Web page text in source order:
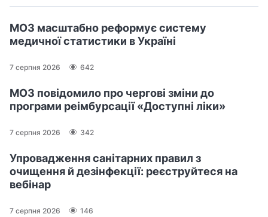
МОЗ масштабно реформує систему
медичної статистики в Україні
7 серпня 2026 642
МОЗ повідомило про чергові зміни до
програми реімбурсації «Доступні ліки»
7 серпня 2026 342
Упровадження санітарних правил з
очищення й дезінфекції: реєструйтеся на
вебінар
7 серпня 2026 146